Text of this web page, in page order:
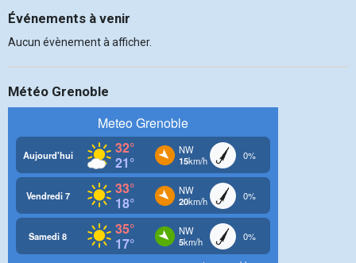
Événements à venir
Aucun évènement à afficher.
Météo Grenoble